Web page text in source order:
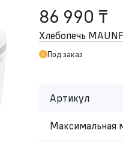
86 990 ₸
Хлебопечь
Под заказ
Артикул
Максимальная